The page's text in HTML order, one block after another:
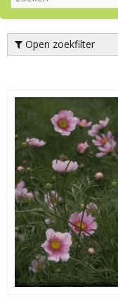
Open zoekfilter